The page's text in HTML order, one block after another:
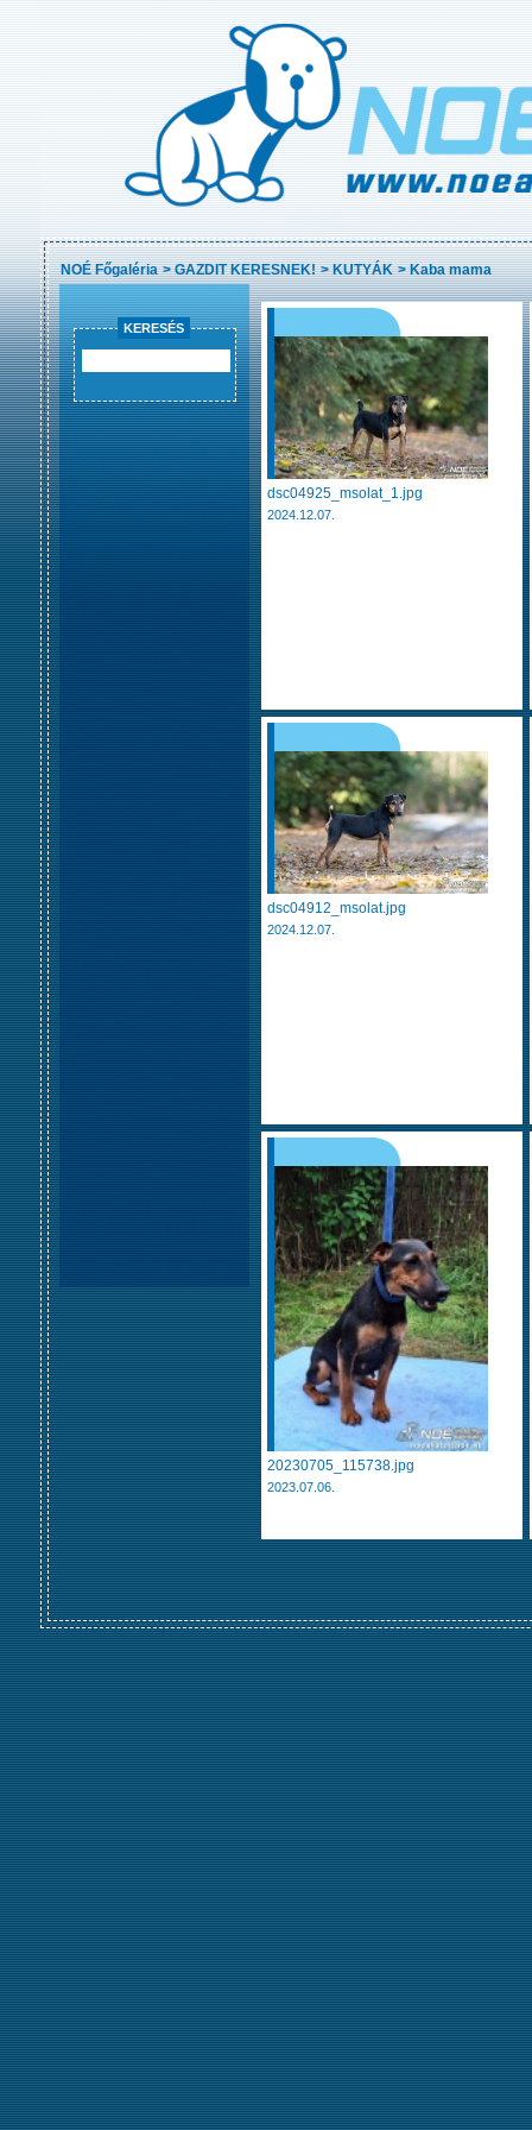
NOÉ Főgaléria >GAZDIT KERESNEK! >KUTYÁK >Kaba mama
KERESÉS
dsc04925_msolat_1.jpg
2024.12.07.
dsc04912_msolat.jpg
2024.12.07.
20230705_115738.jpg
2023.07.06.